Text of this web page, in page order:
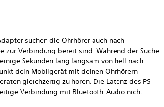
suchen die Ohrhörer auch nach
zur Verbindung bereit sind. Während der Suche
Sekunden lang langsam von hell nach
dein Mobilgerät mit deinen Ohrhörern
gleichzeitig zu hören. Die Latenz des PS
Verbindung mit Bluetooth-Audio nicht